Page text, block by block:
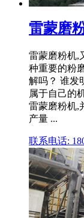
雷蒙磨
雷蒙磨粉机,
种重要的粉
解吗？ 谁发
属于自己的
雷蒙磨粉机,
产量 ...
联系电话: